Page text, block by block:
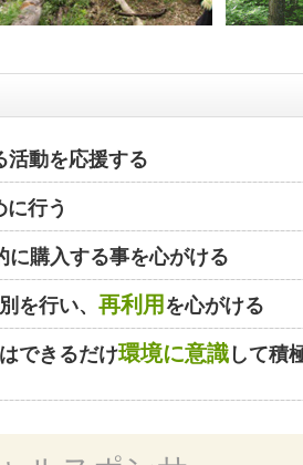
活動を応援する
に行う
に購入する事を心がける
を行い、 再利用 を心がける
できるだけ環境に意識して積